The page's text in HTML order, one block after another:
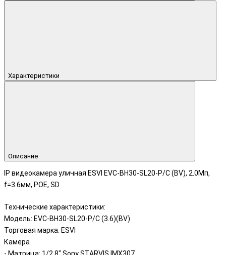
Характеристики
Описание
IP видеокамера уличная ESVI EVC-BH30-SL20-P/C (BV), 2.0Мп,
f=3.6мм, POE, SD
Технические характеристики:
Модель: EVC-BH30-SL20-P/C (3.6)(BV)
Торговая марка: ESVI
Камера